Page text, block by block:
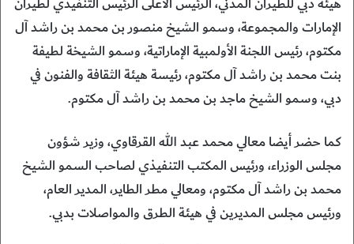
الإمارات والمجموعة، وسمو الشيخ منصور بن محمد بن راشد آل
مكتوم، رئيس اللجنة الأولمبية الإماراتية، وسمو الشيخة لطيفة
بنت محمد بن راشد آل مكتوم، رئيسة هيئة الثقافة والفنون في
دبي، وسمو الشيخ ماجد بن محمد بن راشد آل مكتوم.
كما حضر أيضا معالي محمد عبد الله القرقاوي، وزير شؤون
مجلس الوزراء، ورئيس المكتب التنفيذي لصاحب السمو الشيخ
محمد بن راشد آل مكتوم، ومعالي مطر الطاير، المدير العام،
ورئيس مجلس المديرين في هيئة الطرق والمواصلات بدبي.